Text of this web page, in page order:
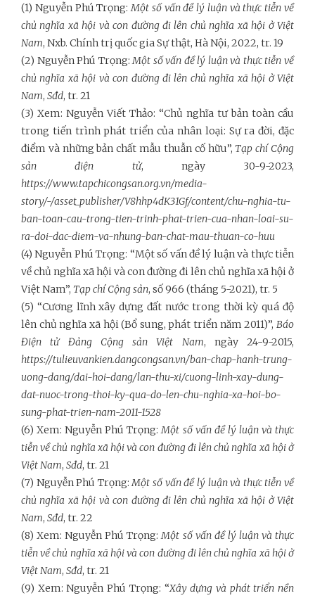
(1) Nguyễn Phú Trọng:Một số vấn đề lý luận và thực tiễn về
chủ nghĩa xã hội và con đường đi lên chủ nghĩa xã hội ở Việt
Nam, Nxb. Chính trị quốc gia Sự thật, Hà Nội, 2022, tr. 19
(2) Nguyễn Phú Trọng:Một số vấn đề lý luận và thực tiễn về
chủ nghĩa xã hội và con đường đi lên chủ nghĩa xã hội ở Việt
Nam, Sđd, tr. 21
(3) Xem: Nguyễn Viết Thảo: “Chủ nghĩa tư bản toàn cầu
trong tiến trình phát triển của nhân loại: Sự ra đời, đặc
điểm và những bản chất mẫu thuẫn cố hữu”, Tạp chí Cộng
sản điện tử, ngày 30-9-2023,
https://www.tapchicongsan.org.vn/media-
story/-/asset_publisher/V8hhp4dK31Gf/content/chu-nghia-tu-
ban-toan-cau-trong-tien-trinh-phat-trien-cua-nhan-loai-su-
ra-doi-dac-diem-va-nhung-ban-chat-mau-thuan-co-huu
(4) Nguyễn Phú Trọng: “Một số vấn đề lý luận và thực tiễn
về chủ nghĩa xã hội và con đường đi lên chủ nghĩa xã hội ở
Việt Nam”, Tạp chí Cộng sản, số 966 (tháng 5-2021), tr. 5
(5) “Cương lĩnh xây dựng đất nước trong thời kỳ quá độ
lên chủ nghĩa xã hội (Bổ sung, phát triển năm 2011)”, Báo
Điện tử Đảng Cộng sản Việt Nam, ngày 24-9-2015,
https://tulieuvankien.dangcongsan.vn/ban-chap-hanh-trung-
uong-dang/dai-hoi-dang/lan-thu-xi/cuong-linh-xay-dung-
dat-nuoc-trong-thoi-ky-qua-do-len-chu-nghia-xa-hoi-bo-
sung-phat-trien-nam-2011-1528
(6) Xem: Nguyễn Phú Trọng:Một số vấn đề lý luận và thực
tiễn về chủ nghĩa xã hội và con đường đi lên chủ nghĩa xã hội ở
Việt Nam, Sđd, tr. 21
(7) Nguyễn Phú Trọng:Một số vấn đề lý luận và thực tiễn về
chủ nghĩa xã hội và con đường đi lên chủ nghĩa xã hội ở Việt
Nam, Sđd, tr. 22
(8) Xem: Nguyễn Phú Trọng:Một số vấn đề lý luận và thực
tiễn về chủ nghĩa xã hội và con đường đi lên chủ nghĩa xã hội ở
Việt Nam, Sđd, tr. 21
(9) Xem: Nguyễn Phú Trọng: “Xây dựng và phát triển nền